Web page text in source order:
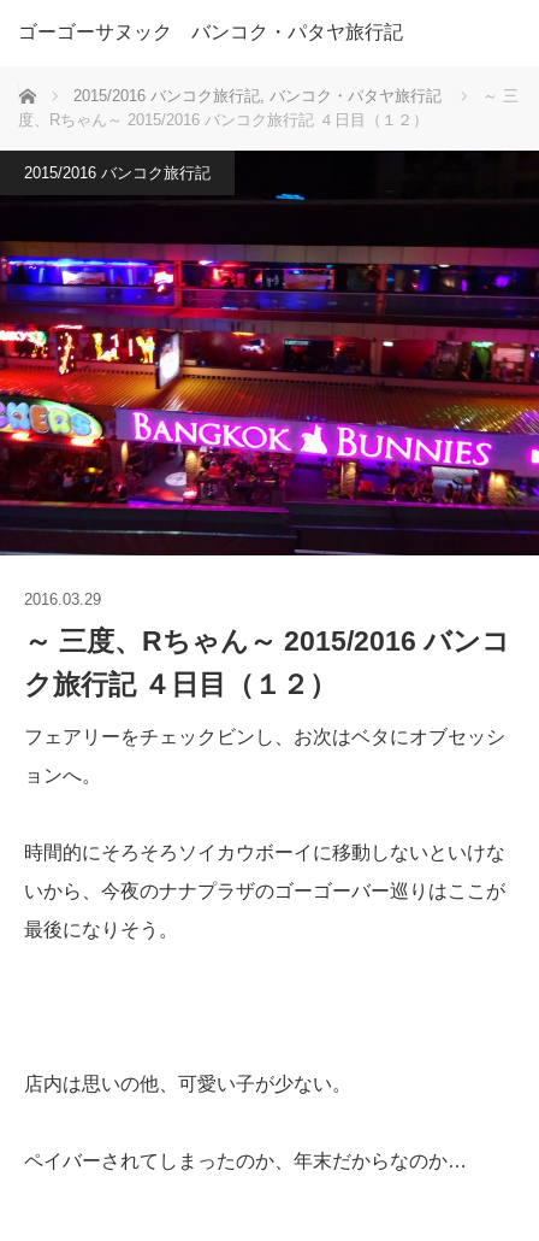
ゴーゴーサヌック バンコク・パタヤ旅行記
ホーム 2015/2016 バンコク旅行記, バンコク・パタヤ旅行記
～ 三
度、Rちゃん～ 2015/2016 バンコク旅行記 ４日目（１２）
2015/2016 バンコク旅行記
2016.03.29
～ 三度、Rちゃん～ 2015/2016 バンコ
ク旅行記 ４日目（１２）
フェアリーをチェックビンし、お次はベタにオブセッシ
ョンへ。
時間的にそろそろソイカウボーイに移動しないといけな
いから、今夜のナナプラザのゴーゴーバー巡りはここが
最後になりそう。
店内は思いの他、可愛い子が少ない。
ペイバーされてしまったのか、年末だからなのか…